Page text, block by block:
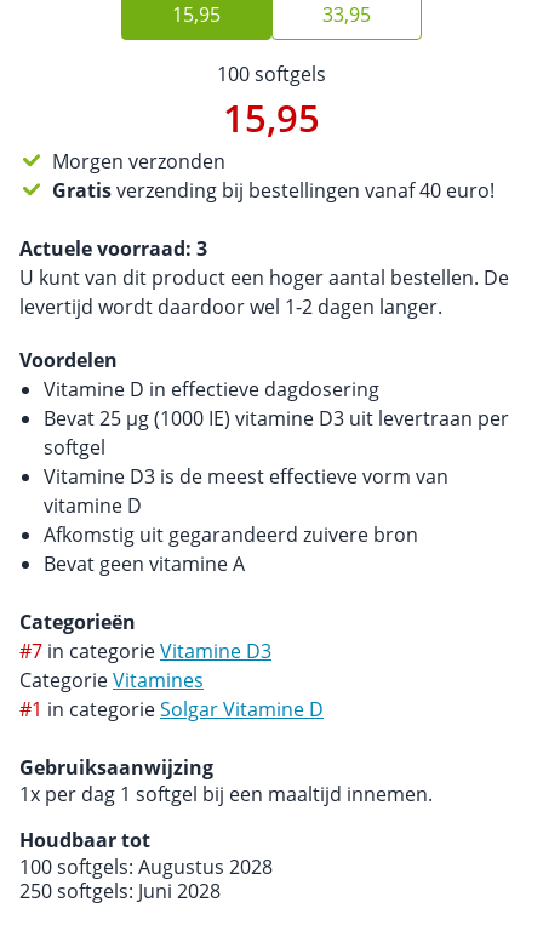
15,95
33,95
100 softgels
15,95
Morgen verzonden
Gratisverzending bij bestellingen vanaf 40 euro!
Actuele voorraad: 3
U kunt van dit product een hoger aantal bestellen. De
levertijd wordt daardoor wel 1-2 dagen langer.
Voordelen
Vitamine D in effectieve dagdosering
Bevat 25 µg (1000 IE) vitamine D3 uit levertraan per
softgel
Vitamine D3 is de meest effectieve vorm van
vitamine D
Afkomstig uit gegarandeerd zuivere bron
Bevat geen vitamine A
Categorieën
#7 in categorieVitamine D3
CategorieVitamines
#1 in categorieSolgar Vitamine D
Gebruiksaanwijzing
1x per dag 1 softgel bij een maaltijd innemen.
Houdbaar tot
100 softgels: Augustus 2028
250 softgels: Juni 2028